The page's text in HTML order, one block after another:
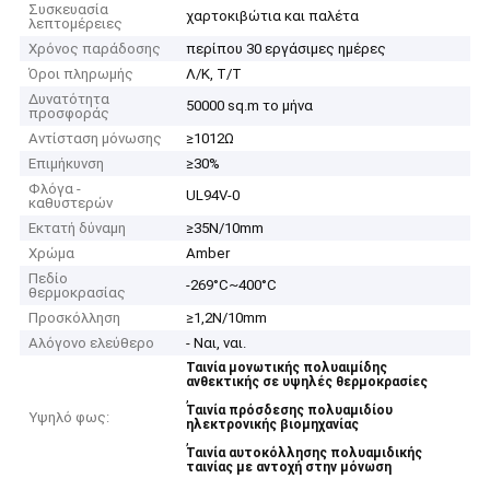
Συσκευασία
λεπτομέρειες
χαρτοκιβώτια και παλέτα
Χρόνος παράδοσης
περίπου 30 εργάσιμες ημέρες
Όροι πληρωμής
Λ/Κ, Τ/Τ
Δυνατότητα
προσφοράς
50000 sq.m το μήνα
Αντίσταση μόνωσης
≥1012Ω
Επιμήκυνση
≥30%
Φλόγα -
καθυστερών
UL94V-0
Εκτατή δύναμη
≥35N/10mm
Χρώμα
Amber
Πεδίο
θερμοκρασίας
-269°C~400°C
Προσκόλληση
≥1,2N/10mm
Αλόγονο ελεύθερο
- Ναι, ναι.
Υψηλό φως:
Ταινία μονωτικής πολυαιμίδης
ανθεκτικής σε υψηλές θερμοκρασίες
,
Ταινία πρόσδεσης πολυαμιδίου
ηλεκτρονικής βιομηχανίας
,
Ταινία αυτοκόλλησης πολυαμιδικής
ταινίας με αντοχή στην μόνωση